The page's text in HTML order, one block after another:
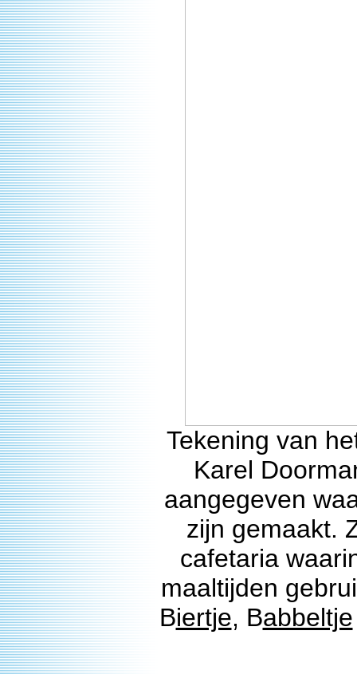
Tekening van
Karel
aangegeven
zijn gemaakt.
cafetaria
maaltijden
Biertje, Babbeltje